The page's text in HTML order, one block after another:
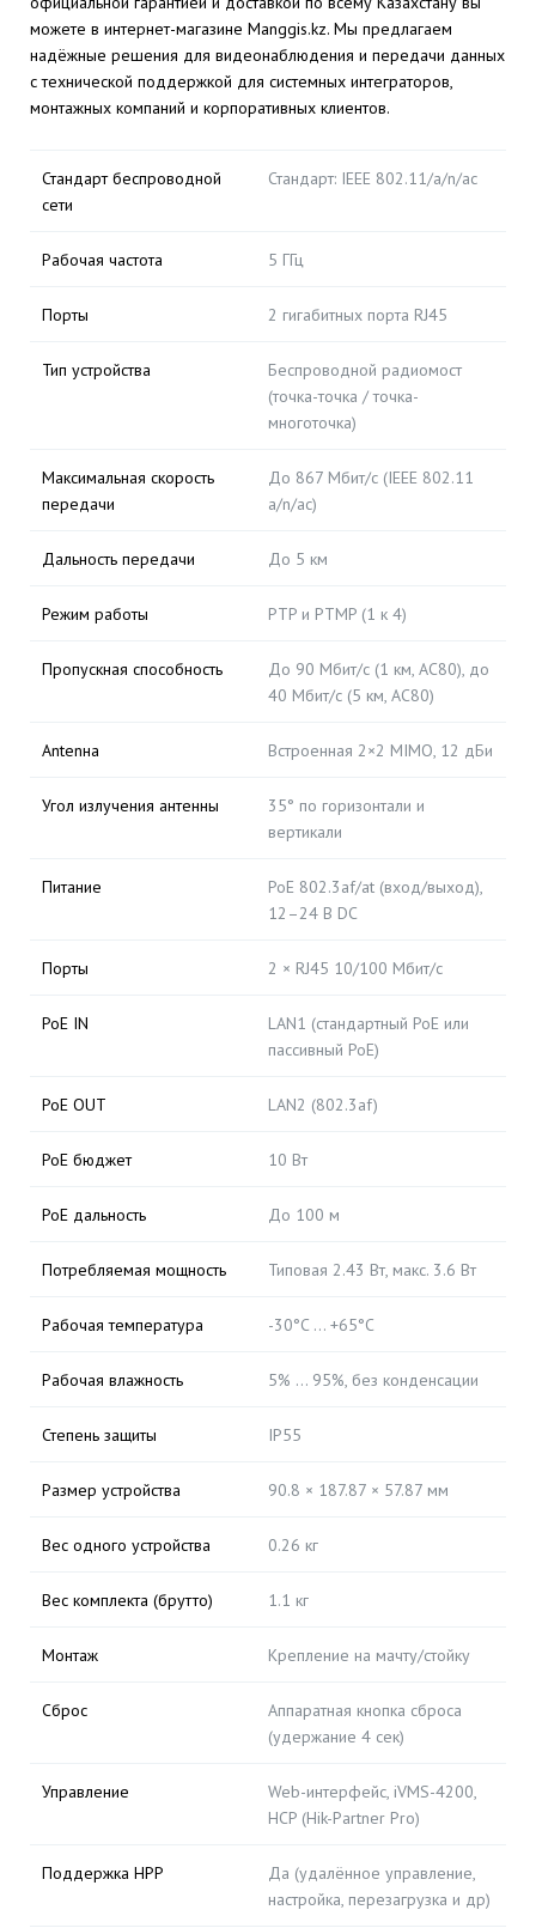
можете в интернет-магазине Manggis.kz. Мы предлагаем
надёжные решения для видеонаблюдения и передачи данных
с технической поддержкой для системных интеграторов,
монтажных компаний и корпоративных клиентов.
Стандарт беспроводной
сети
Стандарт: IEEE 802.11/a/n/ac
Рабочая частота 5 ГГц
Порты 2 гигабитных порта RJ45
Тип устройства
Беспроводной радиомост
(точка-точка / точка-
многоточка)
Максимальная скорость
передачи
До 867 Мбит/с (IEEE 802.11
a/n/ac)
Дальность передачи До 5 км
Режим работы PTP и PTMP (1 к 4)
Пропускная способность
До 90 Мбит/с (1 км, AC80), до
40 Мбит/с (5 км, AC80)
Аntenна Встроенная 2×2 MIMO, 12 дБи
Угол излучения антенны
35° по горизонтали и
вертикали
Питание
PoE 802.3af/at (вход/выход),
12–24 В DC
Порты 2 × RJ45 10/100 Мбит/с
PoE IN
LAN1 (стандартный PoE или
пассивный PoE)
PoE OUT LAN2 (802.3af)
PoE бюджет 10 Вт
PoE дальность До 100 м
Потребляемая мощность Типовая 2.43 Вт, макс. 3.6 Вт
Рабочая температура -30°C … +65°C
Рабочая влажность 5% … 95%, без конденсации
Степень защиты IP55
Размер устройства 90.8 × 187.87 × 57.87 мм
Вес одного устройства 0.26 кг
Вес комплекта (брутто) 1.1 кг
Монтаж Крепление на мачту/стойку
Сброс
Аппаратная кнопка сброса
(удержание 4 сек)
Управление
Web-интерфейс, iVMS-4200,
HCP (Hik-Partner Pro)
Поддержка HPP
Да (удалённое управление,
настройка, перезагрузка и др)